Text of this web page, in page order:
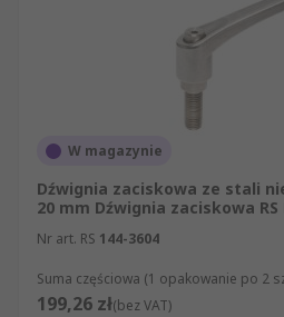
W magazynie
Dźwignia zaciskowa ze stali
20 mm Dźwignia zaciskowa RS
Nr art. RS 144-3604
Suma częściowa (1 opakowanie po 2
199,26 zł(bez VAT)